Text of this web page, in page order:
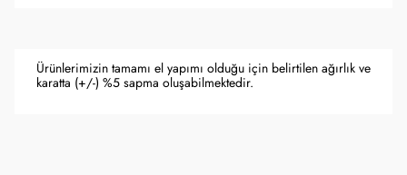
Ürünlerimizin tamamı el yapımı olduğu için belirtilen ağırlık ve
karatta (+/-) %5 sapma oluşabilmektedir.